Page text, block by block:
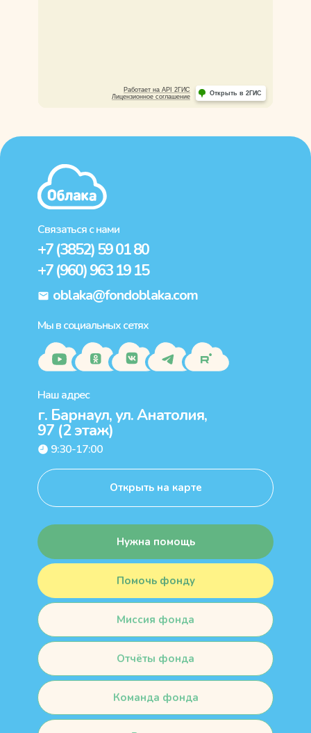
г. Барнаул, ул. Анатолия,
97 (2 этаж)
oblaka@fondoblaka.com
+7 (960) 963 19 15
+7 (3852) 59 01 80
Наш адрес
Мы в социальных сетях
9:30-17:00
Связаться с нами
Открыть на карте
Команда фонда
Помочь фонду
Нужна помощь
Миссия фонда
Отчёты фонда